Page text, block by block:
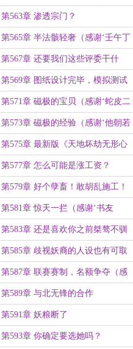
酒’成为盟主）
第563章 渗透宗门？
第565章 半法骸轻奢（感谢‘壬午丁
未庚辰丙子’的1.5个盟主）
第567章 还要我们这些评委干什
么？
第569章 图纸设计完毕，模拟测试
（感谢‘木白金玉’投喂褔姬同事成
盟）
第571章 磁极的宝贝（感谢‘蛇皮二
代机’打赏盟主）
第573章 磁极的经验（感谢‘他朝若
是同淋雪糕’打赏盟主）
第575章 最新版《天地坏劫无形心
兵》
第577章 怎么可能是涨工资？
第579章 好个孽畜！敢胡乱施工！
第581章 惊天一拦（感谢‘书友
150617214954387’给）
第583章 还是喜欢你之前桀骜不驯
的样子
第585章 歧视妖裔的人设也有可取
之处
第587章 联赛赛制，名额争夺（感
谢‘洛山达的法师’打赏盟主）
第589章 与北无锋的合作
第591章 妖粮断了
第593章 你确定要选她吗？